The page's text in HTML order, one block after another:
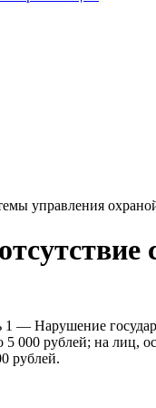
управления
— Нарушение
000 рублей; на лиц,
рублей.